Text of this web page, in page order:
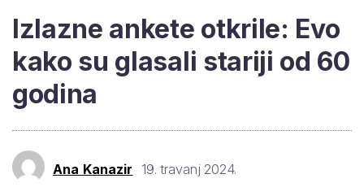
Izlazne ankete otkrile: Evo
kako su glasali stariji od 60
godina
Ana Kanazir 19. travanj 2024.